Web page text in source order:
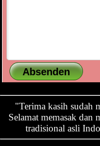
"Terima kasih sudah
Selamat memasak dan
tradisional asli